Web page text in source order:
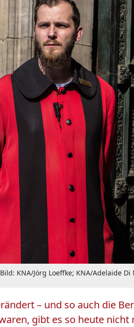
Bild: KNA/Jörg Loeffke; KNA/Adelaide
– und so auch die
gibt es so heute